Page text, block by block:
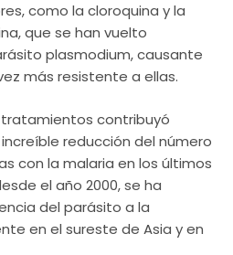
como la cloroquina y la
que se han vuelto
plasmodium, causante
más resistente a ellas.
tratamientos contribuyó
reducción del número
con la malaria en los últimos
el año 2000, se ha
del parásito a la
en el sureste de Asia y en